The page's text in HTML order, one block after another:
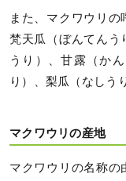
また、マクワウリの
梵天瓜（ぼんてんう
うり）、甘露（か
り）、梨瓜（なしう
マクワウリの産地
マクワウリの名称の